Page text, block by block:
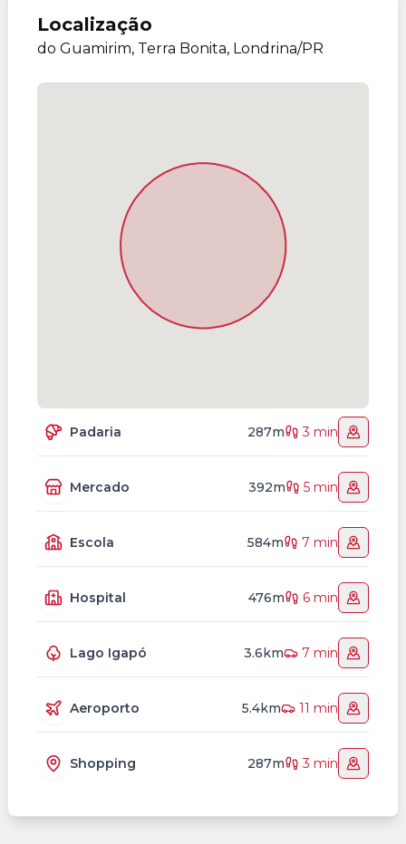
Localização
do Guamirim, Terra Bonita, Londrina/PR
Padaria 287m 3 min
Mercado 392m 5 min
Escola 584m 7 min
Hospital 476m 6 min
Lago Igapó 3.6km 7 min
Aeroporto 5.4km 11 min
Shopping 287m 3 min